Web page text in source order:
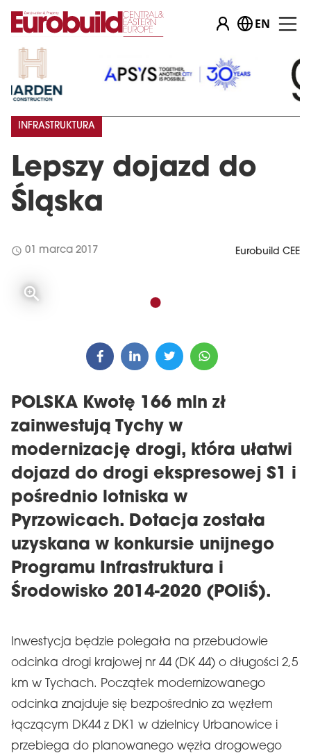
EN
Lepszy dojazd do
Śląska
INFRASTRUKTURA
schedule 01 marca 2017 Eurobuild CEE
POLSKA Kwotę 166 mln zł
zainwestują Tychy w
modernizację drogi, która ułatwi
dojazd do drogi ekspresowej S1 i
pośrednio lotniska w
Pyrzowicach. Dotacja została
uzyskana w konkursie unijnego
Programu Infrastruktura i
Środowisko 2014-2020 (POIiŚ).
Inwestycja będzie polegała na przebudowie
odcinka drogi krajowej nr 44 (DK 44) o długości 2,5
km w Tychach. Początek modernizowanego
odcinka znajduje się bezpośrednio za węzłem
łączącym DK44 z DK1 w dzielnicy Urbanowice i
przebiega do planowanego węzła drogowego